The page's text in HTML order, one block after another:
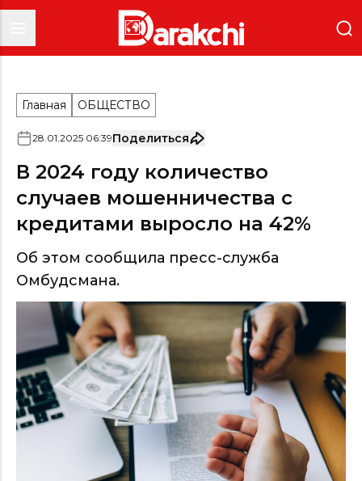
Главная ОБЩЕСТВО
28.01.2025 06:39Поделиться
В 2024 году количество
случаев мошенничества с
кредитами выросло на 42%
Об этом сообщила пресс-служба
Омбудсмана.